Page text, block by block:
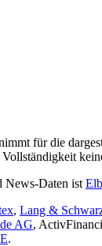
für die
News-Daten ist
, Lang &
AG,
.